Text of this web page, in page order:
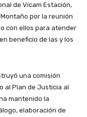
de Vícam Estación,
por la reunión
con ellos para atender
beneficio de las y los
una comisión
al Plan de Justicia al
mantenido la
elaboración de